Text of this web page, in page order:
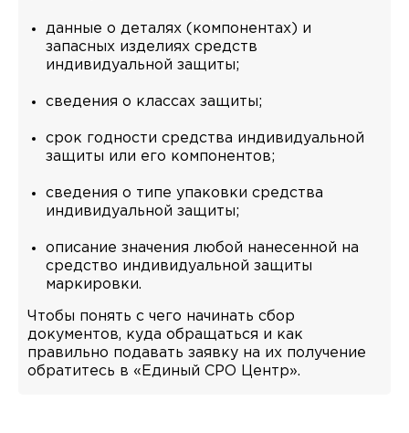
данные о деталях (компонентах) и
запасных изделиях средств
индивидуальной защиты;
сведения о классах защиты;
срок годности средства индивидуальной
защиты или его компонентов;
сведения о типе упаковки средства
индивидуальной защиты;
описание значения любой нанесенной на
средство индивидуальной защиты
маркировки.
Чтобы понять с чего начинать сбор
документов, куда обращаться и как
правильно подавать заявку на их получение
обратитесь в «Единый СРО Центр».